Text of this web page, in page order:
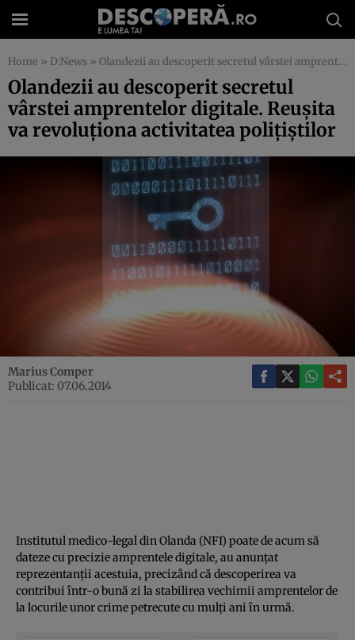
Home » D:News » Olandezii au descoperit secretul vârstei amprentelor digitale. Reuşita va revoluţiona activitatea poliţiştilor
Olandezii au descoperit secretul
vârstei amprentelor digitale. Reuşita
va revoluţiona activitatea poliţiştilor
Marius Comper
Publicat: 07.06.2014
Institutul medico-legal din Olanda (NFI) poate de acum să
dateze cu precizie amprentele digitale, au anunţat
reprezentanţii acestuia, precizând că descoperirea va
contribui într-o bună zi la stabilirea vechimii amprentelor de
la locurile unor crime petrecute cu mulţi ani în urmă.